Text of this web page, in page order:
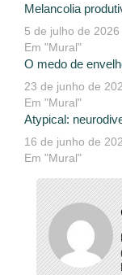
Melancolia
5 de julho de 2026
Em "Mural"
O medo de
23 de junho de
Em "Mural"
Atypical:
16 de junho de
Em "Mural"